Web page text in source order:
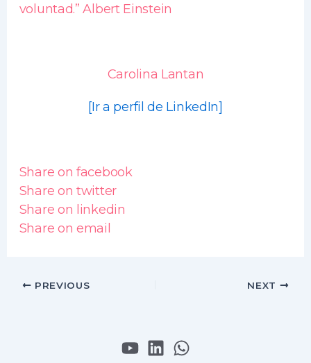
voluntad.” Albert Einstein
Carolina Lantan
[Ir a perfil de LinkedIn]
Share on facebook
Share on twitter
Share on linkedin
Share on email
PREVIOUS NEXT